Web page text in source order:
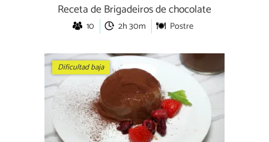
Receta de Brigadeiros de chocolate
10 2h 30m Postre
Dificultad baja